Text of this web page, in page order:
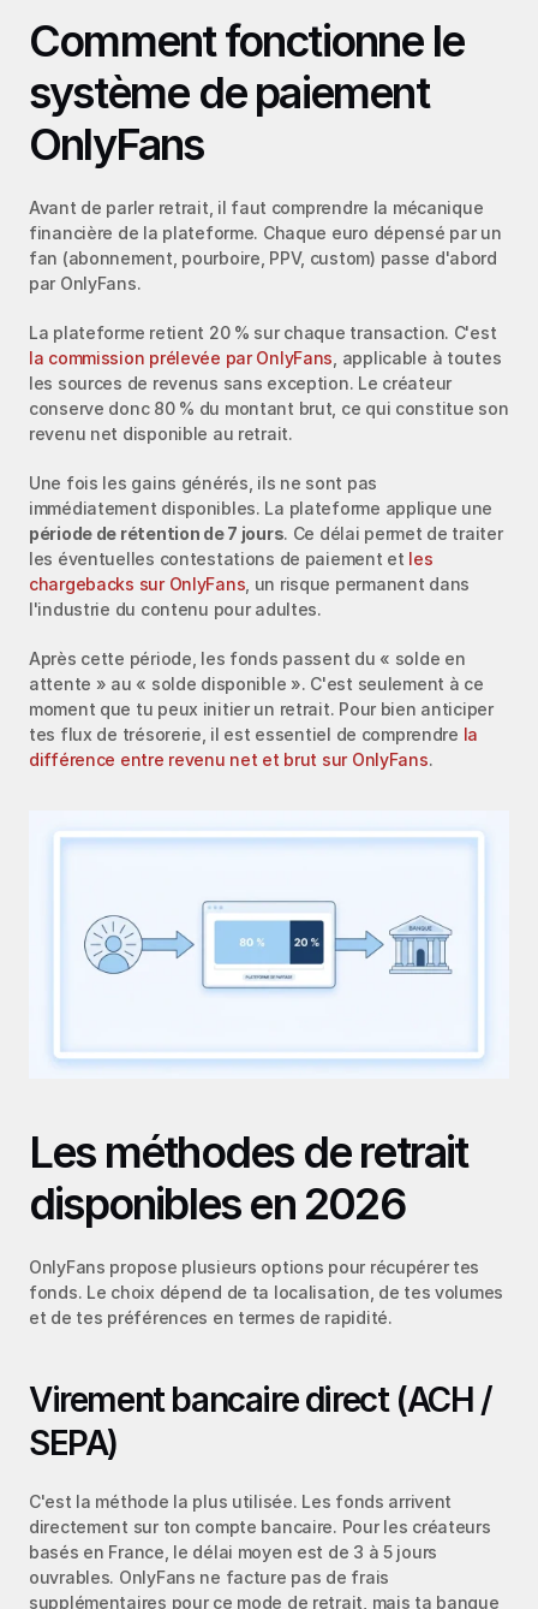
Comment fonctionne le
système de paiement
OnlyFans
Avant de parler retrait, il faut comprendre la mécanique
financière de la plateforme. Chaque euro dépensé par un
fan (abonnement, pourboire, PPV, custom) passe d'abord
par OnlyFans.
la commission prélevée par OnlyFans , applicable à toutes
les sources de revenus sans exception. Le créateur
conserve donc 80 % du montant brut, ce qui constitue son
revenu net disponible au retrait.
Une fois les gains générés, ils ne sont pas
période de rétention de 7 jours. Ce délai permet de traiter
les éventuelles contestations de paiement et les
chargebacks sur OnlyFans , un risque permanent dans
l'industrie du contenu pour adultes.
Après cette période, les fonds passent du « solde en
attente » au « solde disponible ». C'est seulement à ce
moment que tu peux initier un retrait. Pour bien anticiper
tes flux de trésorerie, il est essentiel de comprendre la
différence entre revenu net et brut sur OnlyFans.
Les méthodes de retrait
disponibles en 2026
OnlyFans propose plusieurs options pour récupérer tes
fonds. Le choix dépend de ta localisation, de tes volumes
et de tes préférences en termes de rapidité.
Virement bancaire direct (ACH /
SEPA)
C'est la méthode la plus utilisée. Les fonds arrivent
directement sur ton compte bancaire. Pour les créateurs
basés en France, le délai moyen est de 3 à 5 jours
ouvrables. OnlyFans ne facture pas de frais
supplémentaires pour ce mode de retrait, mais ta banque